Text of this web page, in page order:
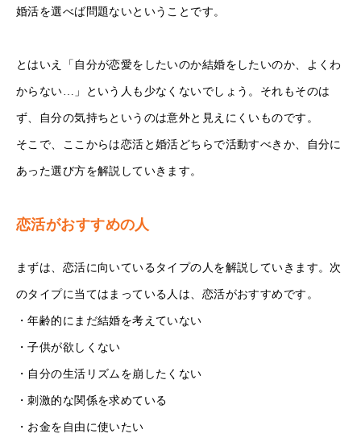
婚活を選べば問題ないということです。
とはいえ「自分が恋愛をしたいのか結婚をしたいのか、よくわ
からない…」という人も少なくないでしょう。それもそのは
ず、自分の気持ちというのは意外と見えにくいものです。
そこで、ここからは恋活と婚活どちらで活動すべきか、自分に
あった選び方を解説していきます。
恋活がおすすめの人
まずは、恋活に向いているタイプの人を解説していきます。次
のタイプに当てはまっている人は、恋活がおすすめです。
・年齢的にまだ結婚を考えていない
・子供が欲しくない
・自分の生活リズムを崩したくない
・刺激的な関係を求めている
・お金を自由に使いたい